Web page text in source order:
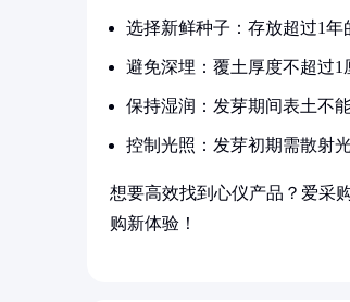
选择新鲜种子：存放超过1
避免深埋：覆土厚度不超过1
保持湿润：发芽期间表土不
控制光照：发芽初期需散射
想要高效找到心仪产品？爱采
购新体验！